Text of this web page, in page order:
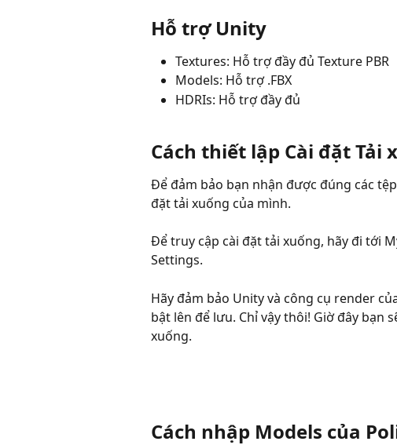
Hỗ trợ Unity
Textures: Hỗ trợ đầy đủ Texture PBR
Models: Hỗ trợ .FBX
HDRIs: Hỗ trợ đầy đủ
Cách thiết lập Cài đặt Tải
Để đảm bảo bạn nhận được đúng các
đặt tải xuống của mình.
Để truy cập cài đặt tải xuống, hãy đi tới
Settings.
Hãy đảm bảo Unity và công cụ render
bật lên để lưu. Chỉ vậy thôi! Giờ đây bạn
xuống.
Cách nhập Models của